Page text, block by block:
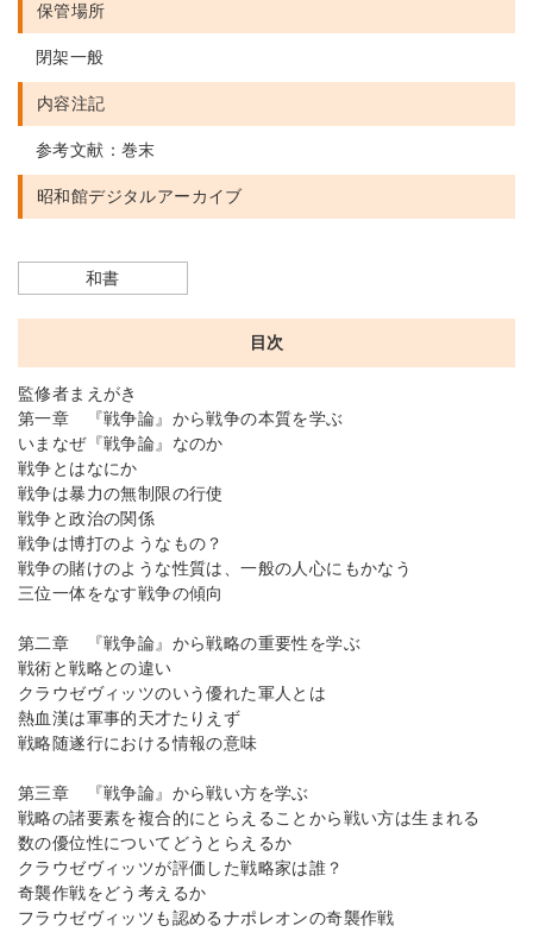
保管場所
閉架一般
内容注記
参考文献：巻末
昭和館デジタルアーカイブ
和書
目次
監修者まえがき
第一章 『戦争論』から戦争の本質を学ぶ
いまなぜ『戦争論』なのか
戦争とはなにか
戦争は暴力の無制限の行使
戦争と政治の関係
戦争は博打のようなもの？
戦争の賭けのような性質は、一般の人心にもかなう
三位一体をなす戦争の傾向
第二章 『戦争論』から戦略の重要性を学ぶ
戦術と戦略との違い
クラウゼヴィッツのいう優れた軍人とは
熱血漢は軍事的天才たりえず
戦略随遂行における情報の意味
第三章 『戦争論』から戦い方を学ぶ
戦略の諸要素を複合的にとらえることから戦い方は生まれる
数の優位性についてどうとらえるか
クラウゼヴィッツが評価した戦略家は誰？
奇襲作戦をどう考えるか
フラウゼヴィッツも認めるナポレオンの奇襲作戦